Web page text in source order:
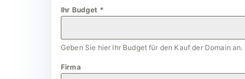
Ihr Budget *
Geben Sie hier Ihr Budget für den Kauf der Domain
Firma